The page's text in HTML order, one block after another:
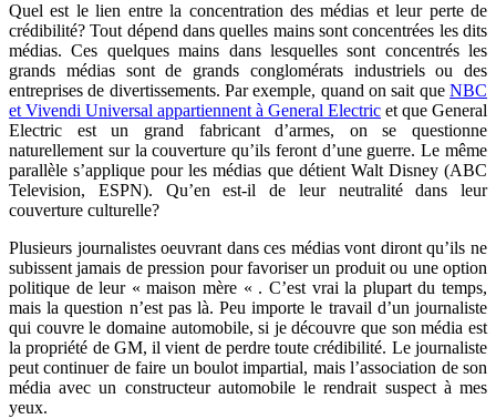
Quel est le lien entre la concentration des médias et leur perte de
crédibilité? Tout dépend dans quelles mains sont concentrées les dits
médias. Ces quelques mains dans lesquelles sont concentrés les
grands médias sont de grands conglomérats industriels ou des
entreprises de divertissements. Par exemple, quand on sait que NBC
et Vivendi Universal appartiennent à General Electric et que General
Electric est un grand fabricant d’armes, on se questionne
naturellement sur la couverture qu’ils feront d’une guerre. Le même
parallèle s’applique pour les médias que détient Walt Disney (ABC
Television, ESPN). Qu’en est-il de leur neutralité dans leur
couverture culturelle?
Plusieurs journalistes oeuvrant dans ces médias vont diront qu’ils ne
subissent jamais de pression pour favoriser un produit ou une option
politique de leur « maison mère « . C’est vrai la plupart du temps,
mais la question n’est pas là. Peu importe le travail d’un journaliste
qui couvre le domaine automobile, si je découvre que son média est
la propriété de GM, il vient de perdre toute crédibilité. Le journaliste
peut continuer de faire un boulot impartial, mais l’association de son
média avec un constructeur automobile le rendrait suspect à mes
yeux.